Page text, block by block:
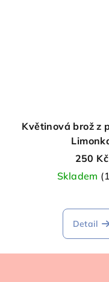
Květinová brož z
250 Kč
Skladem
Detail